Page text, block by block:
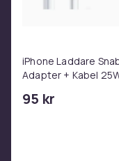
Artikel.nr.
7460c16e-f5bd-
iPhone Laddare
Adapter + Kabel
95 kr